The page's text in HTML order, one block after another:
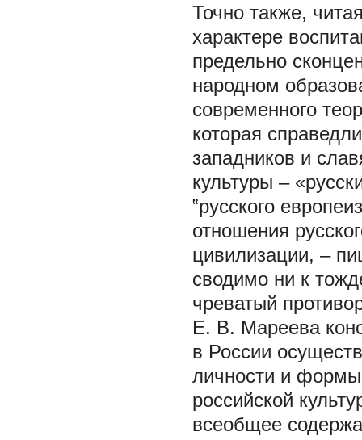
Точно также,
характере
предельно
народном
современного
которая
западников и
культуры –
‟русского
отношения
цивилизации, –
сводимо ни к
чреватый
Е. В. Мареева
в России
личности и формы
российской
всеобщее